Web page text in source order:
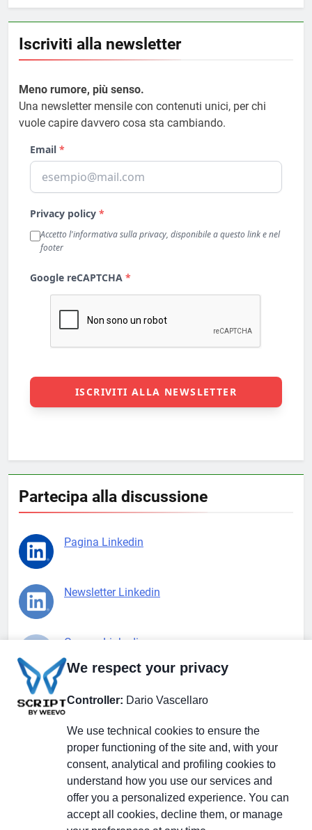
Iscriviti alla newsletter
Meno rumore, più senso.
Una newsletter mensile con contenuti unici, per chi
vuole capire davvero cosa sta cambiando.
Partecipa alla discussione
Pagina Linkedin
Newsletter Linkedin
Gruppo Linkedin
X.com
Il Giornale delle PMI. Privacy PolicyCookie
We respect your privacy
Controller: Dario Vascellaro
We use technical cookies to ensure the
proper functioning of the site and, with your
consent, analytical and profiling cookies to
understand how you use our services and
offer you a personalized experience. You can
accept all cookies, decline them, or manage